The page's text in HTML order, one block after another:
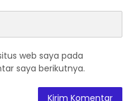
web saya pada
saya berikutnya.